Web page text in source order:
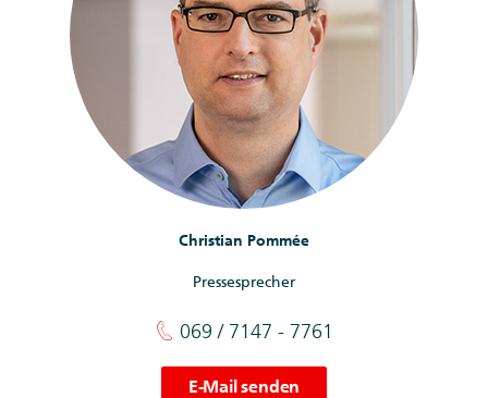
Christian Pommée
Pressesprecher
069 / 7147 - 7761
E-Mail senden